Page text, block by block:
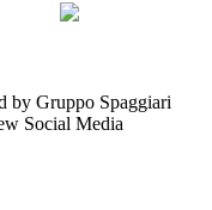
by Gruppo Spaggiari
Social Media